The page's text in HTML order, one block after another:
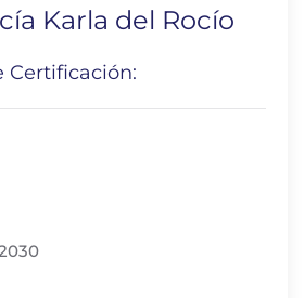
Karla del Rocío
Certificación: